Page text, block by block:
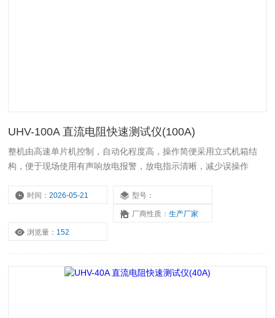
UHV-100A 直流电阻快速测试仪(100A)
整机由高速单片机控制，自动化程度高，操作简便采用立式机箱结
构，便于现场使用有声响放电报警，放电指示清晰，减少误操作
时间：2026-05-21 型号：
厂商性质： 生产厂家
浏览量： 152